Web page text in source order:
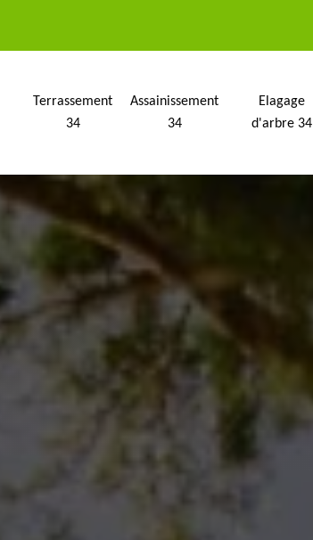
Terrassement
34
Assainissement
34
Elagage
d'arbre 34